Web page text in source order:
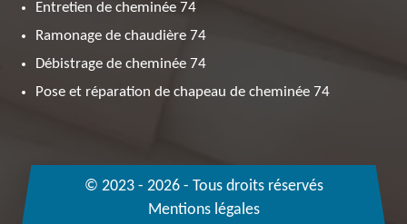
Entretien de cheminée 74
Ramonage de chaudière 74
Débistrage de cheminée 74
Pose et réparation de chapeau de cheminée 74
© 2023 - 2026 - Tous droits réservés
Mentions légales